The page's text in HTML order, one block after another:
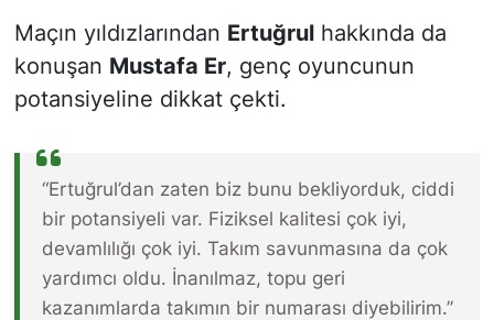
Maçın yıldızlarından Ertuğrulhakkında da
konuşan Mustafa Er, genç oyuncunun
potansiyeline dikkat çekti.
“Ertuğrul’dan zaten biz bunu bekliyorduk, ciddi
bir potansiyeli var. Fiziksel kalitesi çok iyi,
devamlılığı çok iyi. Takım savunmasına da çok
yardımcı oldu. İnanılmaz, topu geri
kazanımlarda takımın bir numarası diyebilirim.”